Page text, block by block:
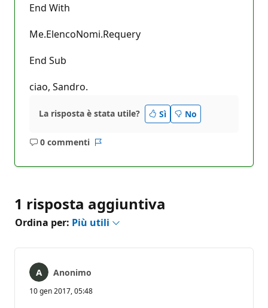
End With
Me.ElencoNomi.Requery
End Sub
ciao, Sandro.
La risposta è stata utile? Sì No
0 commenti
Nessun
1 risposta aggiuntiva
Ordina per: Più utili
Anonimo
10 gen 2017, 05:48